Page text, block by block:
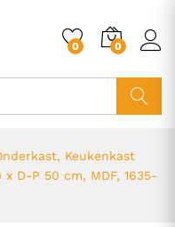
0 0
Keukenkast
D-P 50 cm, MDF, 1635-